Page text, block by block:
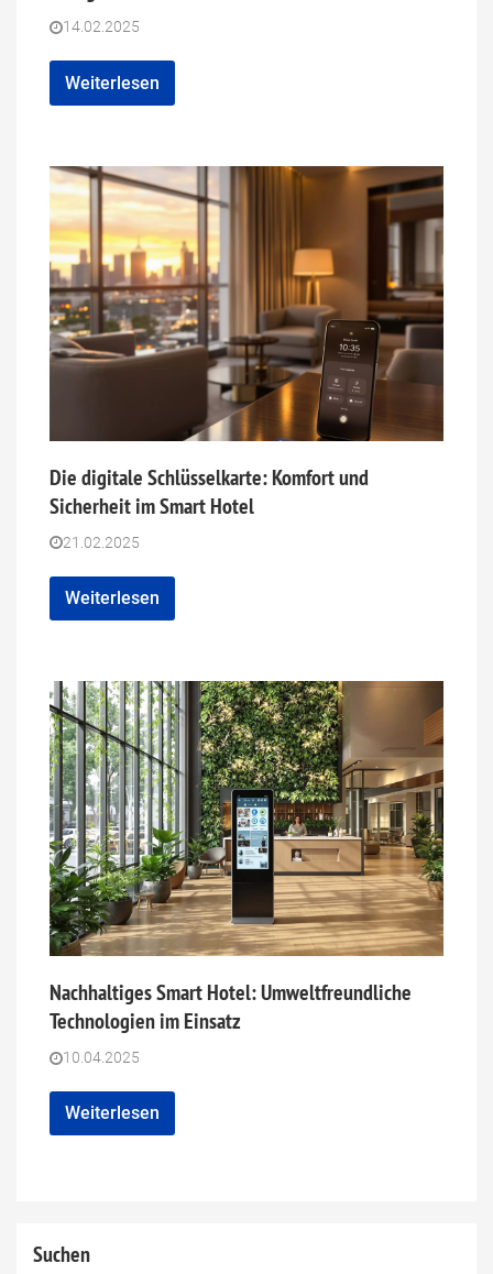
14.02.2025
Weiterlesen
Die digitale Schlüsselkarte: Komfort und
Sicherheit im Smart Hotel
21.02.2025
Weiterlesen
Nachhaltiges Smart Hotel: Umweltfreundliche
Technologien im Einsatz
10.04.2025
Weiterlesen
Suchen